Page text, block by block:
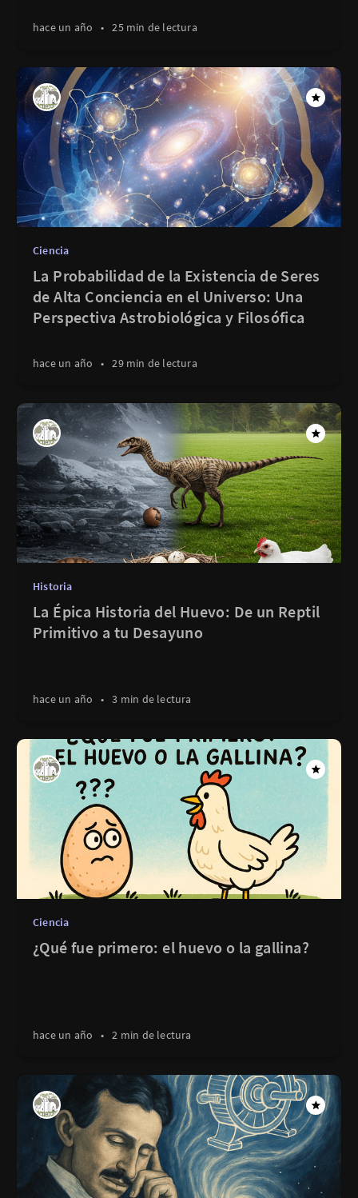
hace un año • 25 min de lectura
Ciencia
La Probabilidad de la Existencia de Seres
de Alta Conciencia en el Universo: Una
Perspectiva Astrobiológica y Filosófica
hace un año • 29 min de lectura
Historia
La Épica Historia del Huevo: De un Reptil
Primitivo a tu Desayuno
hace un año • 3 min de lectura
Ciencia
¿Qué fue primero: el huevo o la gallina?
hace un año • 2 min de lectura